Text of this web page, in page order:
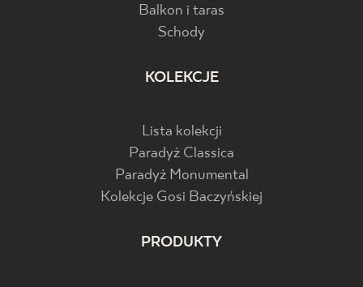
Balkon i taras
Schody
KOLEKCJE
Lista kolekcji
Paradyż Classica
Paradyż Monumental
Kolekcje Gosi Baczyńskiej
PRODUKTY